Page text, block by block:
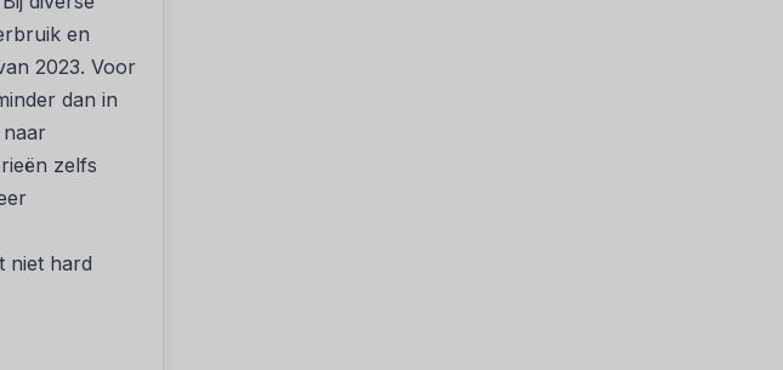
en
2023. Voor
dan in
zelfs
niet hard